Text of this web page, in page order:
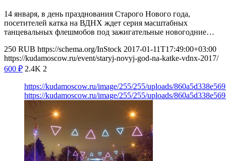
14 января, в день празднования Старого Нового года,
посетителей катка на ВДНХ ждет серия масштабных
танцевальных флешмобов под зажигательные новогодние…
250 RUB https://schema.org/InStock 2017-01-11T17:49:00+03:00
https://kudamoscow.ru/event/staryj-novyj-god-na-katke-vdnx-2017/
600 ₽ 2.4K 2
https://kudamoscow.ru/image/255/255/uploads/
https://kudamoscow.ru/image/255/255/uploads/